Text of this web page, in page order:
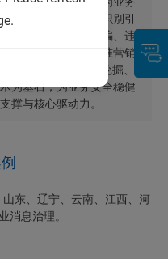
搭载内容安全智能识别引
量信息中骚扰、诈骗、违
同时，集成业务精准营销
术，赋能客户价值挖掘、
为基石，为业务安全稳健
撑与核心驱动力。
东、辽宁、云南、江西、河
消息治理。